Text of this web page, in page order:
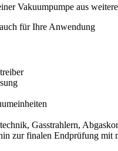
Vakuumpumpe aus
für Ihre Anwendung
Gasstrahlern,
zur finalen Endprüfung mit